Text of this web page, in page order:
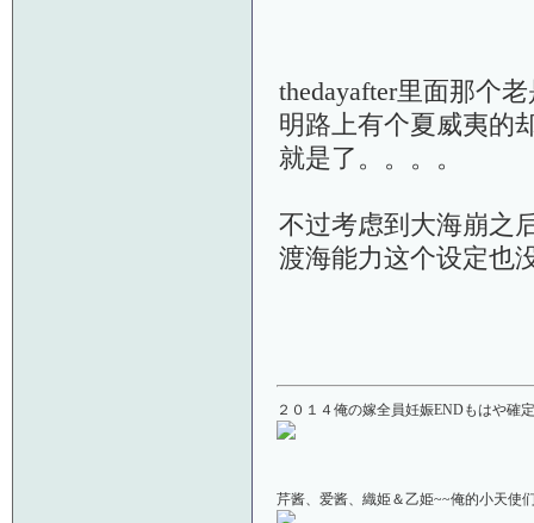
thedayafter里面那个
明路上有个夏威夷的
就是了。。。。
不过考虑到大海崩之
渡海能力这个设定也
２０１４俺の嫁全員妊娠ENDもはや確
芹酱、爱酱、織姫＆乙姫~~俺的小天使